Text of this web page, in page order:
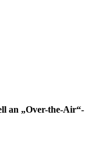
an „Over-the-Air“-